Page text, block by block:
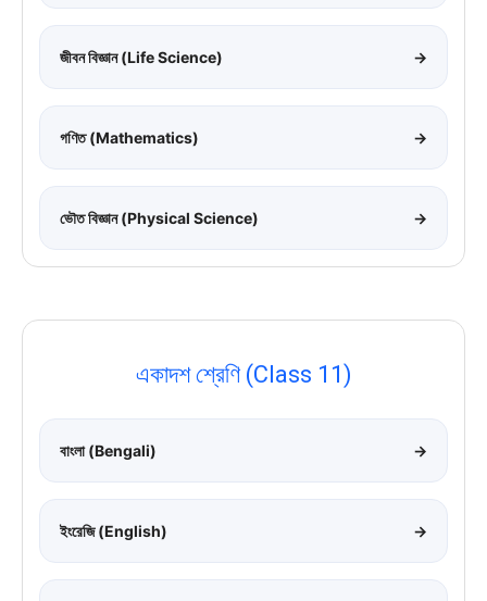
জীবন বিজ্ঞান (Life Science) →
গণিত (Mathematics) →
ভৌত বিজ্ঞান (Physical Science) →
একাদশ শ্রেণি (Class 11)
বাংলা (Bengali) →
ইংরেজি (English) →